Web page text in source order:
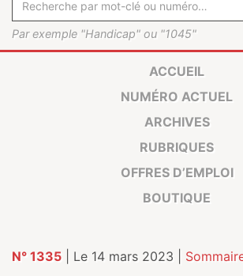
Par exemple "Handicap" ou "1045"
ACCUEIL
NUMÉRO ACTUEL
ARCHIVES
RUBRIQUES
OFFRES D’EMPLOI
BOUTIQUE
N° 1335 | Le 14 mars 2023 |